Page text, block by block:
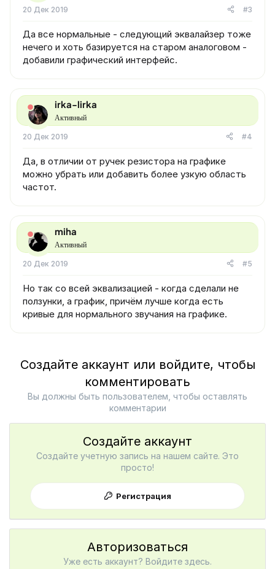
20 Дек 2019 #3
Да все нормальные - следующий эквалайзер тоже
нечего и хоть базируется на старом аналоговом -
добавили графический интерфейс.
irka-lirka
Активный
20 Дек 2019 #4
Да, в отличии от ручек резистора на графике
можно убрать или добавить более узкую область
частот.
miha
Активный
20 Дек 2019 #5
Но так со всей эквализацией - когда сделали не
ползунки, а график, причём лучше когда есть
кривые для нормального звучания на графике.
Создайте аккаунт или войдите, чтобы
комментировать
Вы должны быть пользователем, чтобы оставлять
комментарии
Создайте аккаунт
Создайте учетную запись на нашем сайте. Это
просто!
Регистрация
Авторизоваться
Уже есть аккаунт? Войдите здесь.